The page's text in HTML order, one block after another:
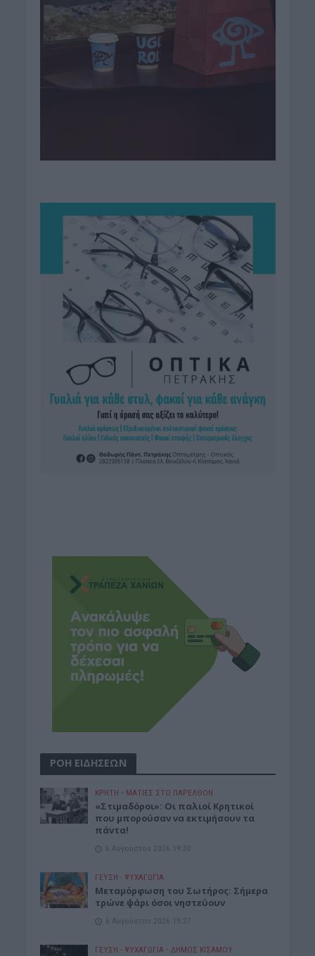
ΡΟΗ ΕΙΔΗΣΕΩΝ
ΚΡΗΤΗ • ΜΑΤΙΕΣ ΣΤΟ ΠΑΡΕΛΘΟΝ
«Στιμαδόροι»: Οι παλιοί Κρητικοί
που μπορούσαν να εκτιμήσουν τα
πάντα!
6 Αυγούστου 2026 19:30
ΓΕΎΣΗ - ΨΥΧΑΓΩΓΊΑ
Μεταμόρφωση του Σωτήρος: Σήμερα
τρώνε ψάρι όσοι νηστεύουν
6 Αυγούστου 2026 19:27
ΓΕΎΣΗ - ΨΥΧΑΓΩΓΊΑ • ΔΉΜΟΣ ΚΙΣΆΜΟΥ